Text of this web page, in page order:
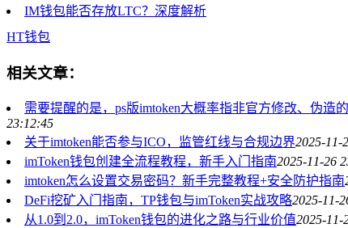
IM钱包能否存放LTC？深度解析
HT钱包
相关文章：
需要提醒的是，ps版imtoken大概率指非官方修改、伪
23:12:45
关于imtoken能否参与ICO，监管红线与合规边界2025-11-
imToken钱包创建全流程教程，新手入门指南2025-11-26
imtoken怎么设置交易密码？新手完整教程+安全防护指南
DeFi挖矿入门指南，TP钱包与imToken实战攻略2025-11-
从1.0到2.0，imToken钱包的进化之路与行业价值2025-11-